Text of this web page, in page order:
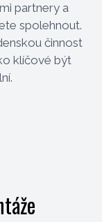
partnery a
spolehnout.
činnost
klíčové být